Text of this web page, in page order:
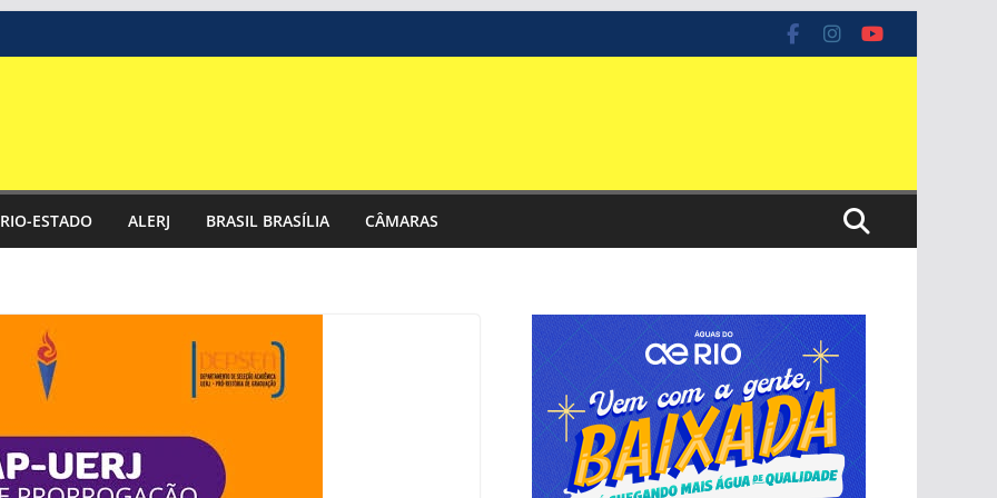
RIO-ESTADO ALERJ BRASIL BRASÍLIA CÂMARAS